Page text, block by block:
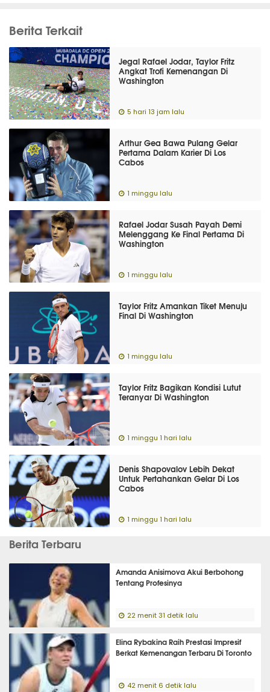
Berita Terkait
Jegal Rafael Jodar, Taylor Fritz
Angkat Trofi Kemenangan Di
Washington
5 hari 13 jam lalu
Arthur Gea Bawa Pulang Gelar
Pertama Dalam Karier Di Los
Cabos
1 minggu lalu
Rafael Jodar Susah Payah Demi
Melenggang Ke Final Pertama Di
Washington
1 minggu lalu
Taylor Fritz Amankan Tiket Menuju
Final Di Washington
1 minggu lalu
Taylor Fritz Bagikan Kondisi Lutut
Teranyar Di Washington
1 minggu 1 hari lalu
Denis Shapovalov Lebih Dekat
Untuk Pertahankan Gelar Di Los
Cabos
1 minggu 1 hari lalu
Berita Terbaru
Amanda Anisimova Akui Berbohong
Tentang Profesinya
22 menit 31 detik lalu
Elina Rybakina Raih Prestasi Impresif
Berkat Kemenangan Terbaru Di Toronto
42 menit 6 detik lalu